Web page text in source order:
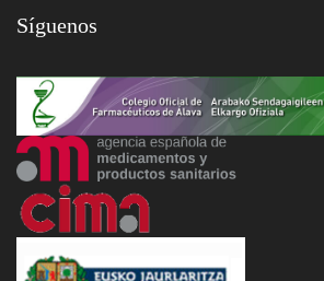
Síguenos